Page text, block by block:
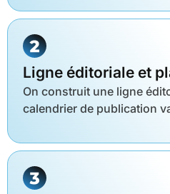
Ligne éditoriale et
On construit une ligne
calendrier de publication